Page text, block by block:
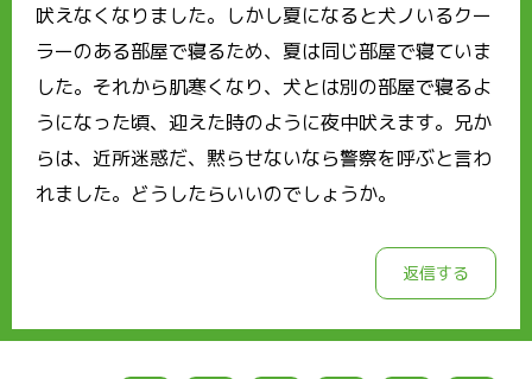
吠えなくなりました。しかし夏になると犬ノいるクー
ラーのある部屋で寝るため、夏は同じ部屋で寝ていま
した。それから肌寒くなり、犬とは別の部屋で寝るよ
うになった頃、迎えた時のように夜中吠えます。兄か
らは、近所迷惑だ、黙らせないなら警察を呼ぶと言わ
れました。どうしたらいいのでしょうか。
返信する